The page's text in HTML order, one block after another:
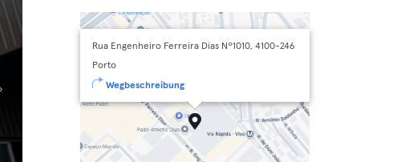
Rua Engenheiro Ferreira Dias Nº1010, 4100-246
Porto
Wegbeschreibung